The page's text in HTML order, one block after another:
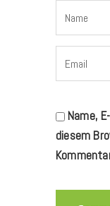
Name,
diesem